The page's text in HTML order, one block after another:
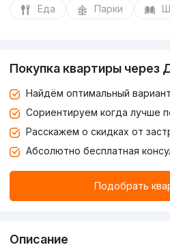
Еда Парки
Покупка квартиры через
Найдём оптимальный
Сориентируем когда лучше
Расскажем о скидках от
Абсолютно бесплатная
Подобрать
Описание